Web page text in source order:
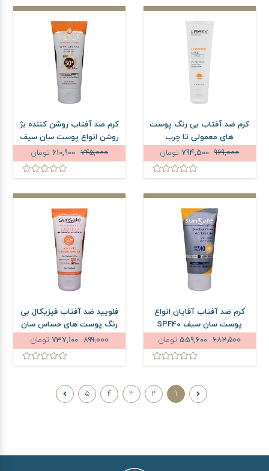
کرم ضد آفتاب بی رنگ پوست
های معمولی تا چرب
لیپورکس SPF50 حجم 40
میلی لیتر
969,000 تومان
کرم ضد آفتاب روشن کننده بژ
روشن انواع پوست سان سیف
SPF50 حجم 50 میلی لیتر
745,000 تومان
کرم ضد آفتاب آقایان انواع
پوست سان سیف SPF40
حجم 50 میلی لیتر
682,500 تومان
فلویید ضد آفتاب فیزیکال بی
رنگ پوست های حساس سان
سیف SPF50 حجم 50 میلی
لیتر
899,000 تومان
1
2
3
4
5